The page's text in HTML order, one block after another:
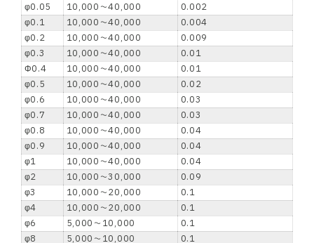
φ0.05 10,000～40,000
0.002
φ0.1
10,000～40,000
0.004
φ0.2
10,000～40,000
0.009
φ0.3
10,000～40,000
0.01
Φ0.4
10,000～40,000
0.01
φ0.5
10,000～40,000
0.02
φ0.6
10,000～40,000
0.03
φ0.7
10,000～40,000
0.03
φ0.8
10,000～40,000
0.04
φ0.9
10,000～40,000
0.04
φ1
10,000～40,000
0.04
φ2
10,000～30,000
0.09
φ3
10,000～20,000
0.1
φ4
10,000～20,000
0.1
φ6
5,000～10,000
0.1
φ8
5,000～10,000
0.1